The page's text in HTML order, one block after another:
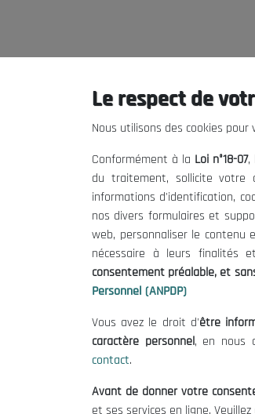
Le CNESE
Le président
Organisation
Publications
Le respect de
Nous utilisons des cookies
Conformément à la Loi n°18-07,
du traitement, sollicite votre
informations d'identification,
nos divers formulaires et
web, personnaliser le contenu
nécessaire à leurs finalités
consentement préalable, et
Personnel (ANPDP)
Vous avez le droit d'être
caractère personnel, en nous
contact.
Avant de donner votre
et ses services en ligne.